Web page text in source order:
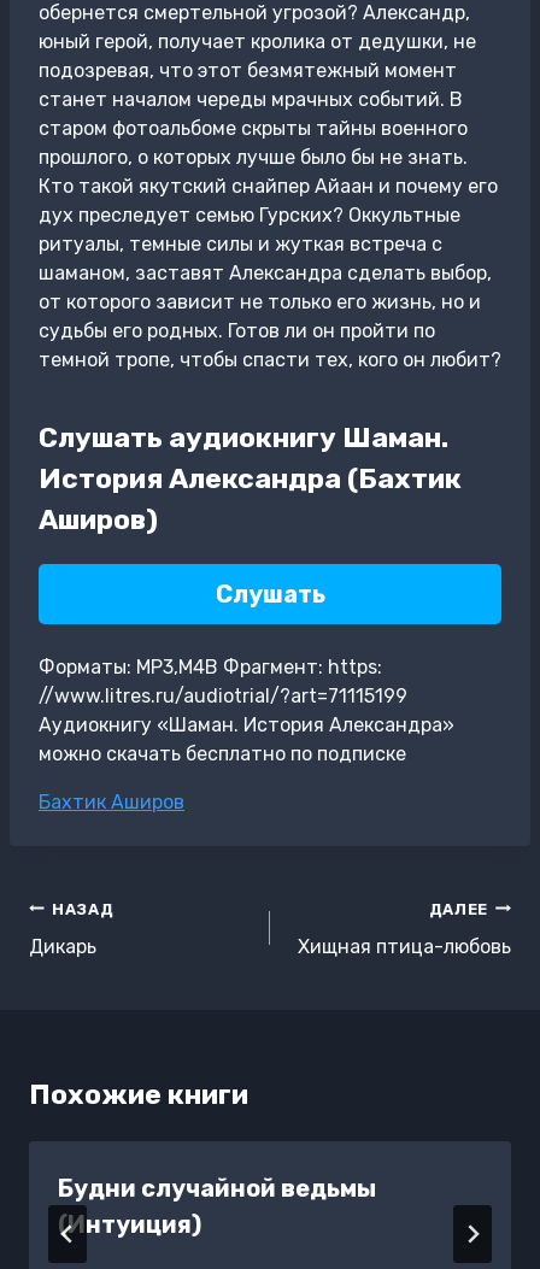
обернется смертельной угрозой? Александр,
юный герой, получает кролика от дедушки, не
подозревая, что этот безмятежный момент
станет началом череды мрачных событий. В
старом фотоальбоме скрыты тайны военного
прошлого, о которых лучше было бы не знать.
Кто такой якутский снайпер Айаан и почему его
дух преследует семью Гурских? Оккультные
ритуалы, темные силы и жуткая встреча с
шаманом, заставят Александра сделать выбор,
от которого зависит не только его жизнь, но и
судьбы его родных. Готов ли он пройти по
темной тропе, чтобы спасти тех, кого он любит?
Слушать аудиокнигу Шаман.
История Александра (Бахтик
Аширов)
Слушать
Форматы: MP3,M4B Фрагмент: https:
//www.litres.ru/audiotrial/?art=71115199
Аудиокнигу «Шаман. История Александра»
можно скачать бесплатно по подписке
Метки
Бахтик Аширов
Навигация
по
НАЗАД
Дикарь
ДАЛЕЕ
Хищная птица-любовь
Похожие книги
Будни случайной ведьмы
(Интуиция)